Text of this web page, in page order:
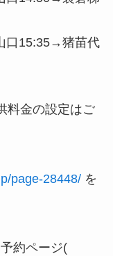
口15:35→猪苗代
料金の設定はご
page-28448/を
約ページ(